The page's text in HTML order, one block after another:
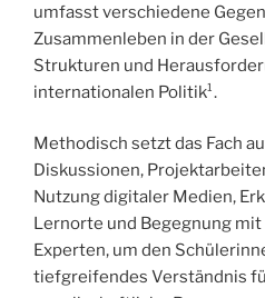
umfasst verschiedene
Zusammenleben in der
Strukturen und
internationalen Politik¹.
Methodisch setzt das Fach
Diskussionen,
Nutzung digitaler Medien,
Lernorte und Begegnung
Experten, um den
tiefgreifendes Verständnis